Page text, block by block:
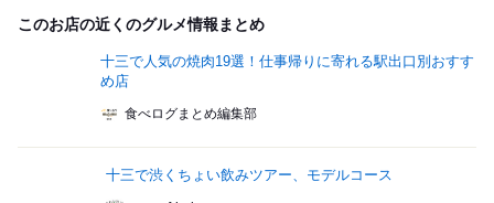
このお店の近くのグルメ情報まとめ
十三で人気の焼肉19選！仕事帰りに寄れる駅出口別おすす
め店
食べログまとめ編集部
十三で渋くちょい飲みツアー、モデルコース